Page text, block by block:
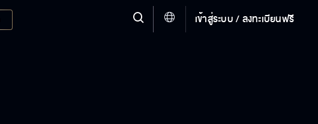
เข้าสู่ระบบ / ลงทะเบียนฟรี
จะไม่ปล่อยมือแป้งจนเช้า